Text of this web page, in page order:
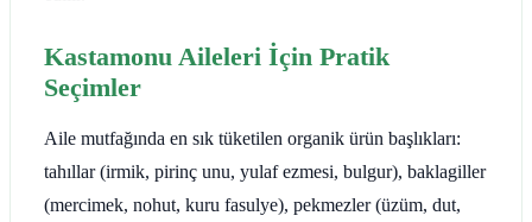
Kastamonu Aileleri İçin Pratik
Seçimler
Aile mutfağında en sık tüketilen organik ürün başlıkları:
tahıllar (irmik, pirinç unu, yulaf ezmesi, bulgur), baklagiller
(mercimek, nohut, kuru fasulye), pekmezler (üzüm, dut,